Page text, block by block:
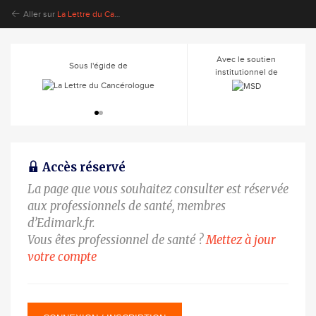
Aller sur La Lettre du Cancérologue
Sous l'égide de
Avec le soutien
institutionnel de
Accès réservé
La page que vous souhaitez consulter est réservée
aux professionnels de santé, membres
d’Edimark.fr.
Vous êtes professionnel de santé ?Mettez à jour
votre compte